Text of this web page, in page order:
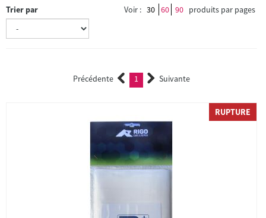
Trier par
Voir : 30 60 90 produits par pages
Précédente 1 (current)Suivante
RUPTURE